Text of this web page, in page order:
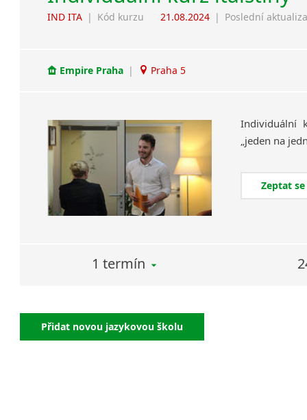
IND ITA | Kód kurzu 21.08.2024 | Poslední
Empire Praha | Praha 5
Individuální
„jeden na
Zeptat
1 termín
Přidat novou jazykovou školu